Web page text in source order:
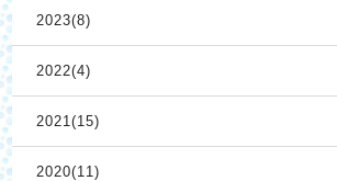
2023(8)
2022(4)
2021(15)
2020(11)